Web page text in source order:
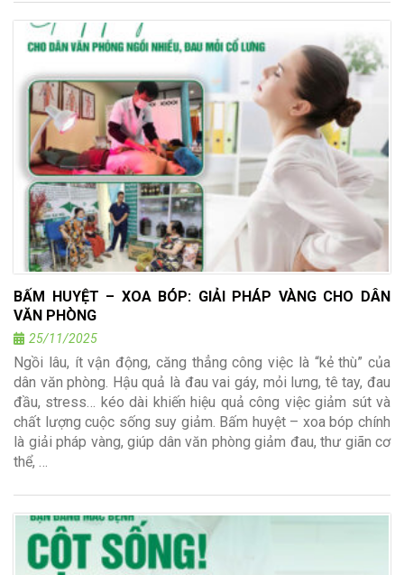
BẤM HUYỆT – XOA BÓP: GIẢI PHÁP VÀNG CHO DÂN
VĂN PHÒNG
25/11/2025
Ngồi lâu, ít vận động, căng thẳng công việc là “kẻ thù” của
dân văn phòng. Hậu quả là đau vai gáy, mỏi lưng, tê tay, đau
đầu, stress… kéo dài khiến hiệu quả công việc giảm sút và
chất lượng cuộc sống suy giảm. Bấm huyệt – xoa bóp chính
là giải pháp vàng, giúp dân văn phòng giảm đau, thư giãn cơ
thể, …